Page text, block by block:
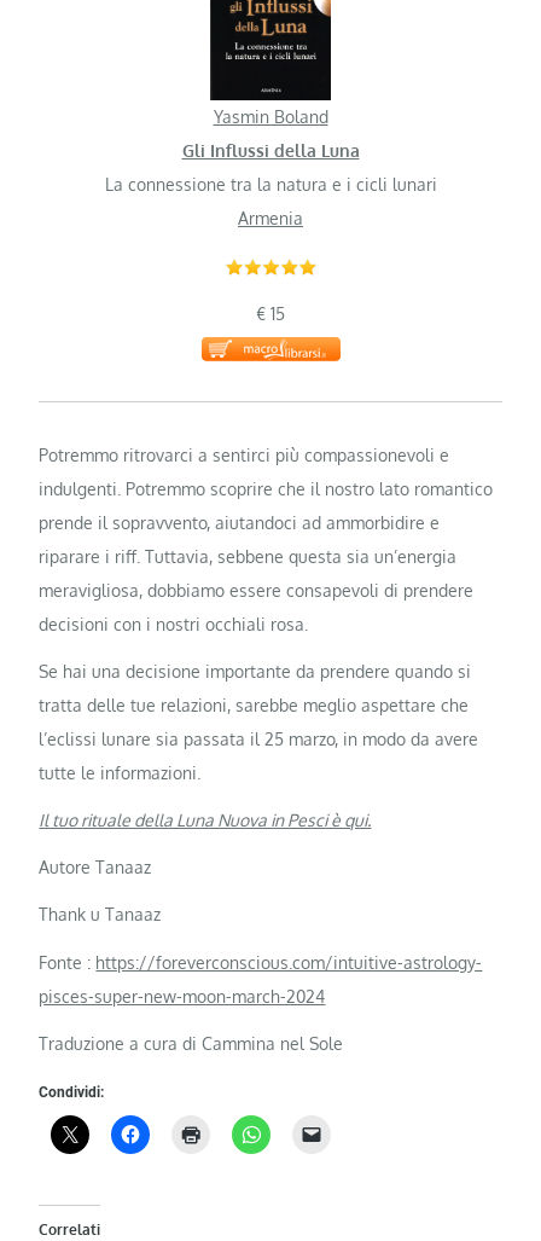
Yasmin Boland
Gli Influssi della Luna
La connessione tra la natura e i cicli lunari
Armenia
€ 15
Potremmo ritrovarci a sentirci più compassionevoli e
indulgenti. Potremmo scoprire che il nostro lato romantico
prende il sopravvento, aiutandoci ad ammorbidire e
riparare i riff. Tuttavia, sebbene questa sia un’energia
meravigliosa, dobbiamo essere consapevoli di prendere
decisioni con i nostri occhiali rosa.
Se hai una decisione importante da prendere quando si
tratta delle tue relazioni, sarebbe meglio aspettare che
l’eclissi lunare sia passata il 25 marzo, in modo da avere
tutte le informazioni.
Il tuo rituale della Luna Nuova in Pesci è qui.
Autore Tanaaz
Thank u Tanaaz
Fonte : https://foreverconscious.com/intuitive-astrology-
pisces-super-new-moon-march-2024
Traduzione a cura di Cammina nel Sole
Condividi:
Correlati